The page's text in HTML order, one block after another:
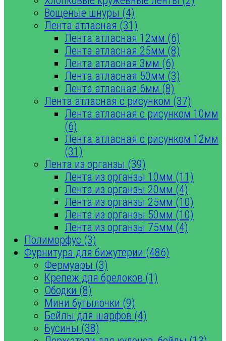
Вощеные шнуры (4)
Лента атласная (31)
Лента атласная 12мм (6)
Лента атласная 25мм (8)
Лента атласная 3мм (6)
Лента атласная 50мм (3)
Лента атласная 6мм (8)
Лента атласная с рисунком (37)
Лента атласная с рисунком 10мм
(6)
Лента атласная с рисунком 12мм
(31)
Лента из органзы (39)
Лента из органзы 10мм (11)
Лента из органзы 20мм (4)
Лента из органзы 25мм (10)
Лента из органзы 50мм (10)
Лента из органзы 75мм (4)
Полиморфус (3)
Фурнитура для бижутерии (486)
Фермуары (3)
Крепеж для брелоков (1)
Ободки (8)
Мини бутылочки (9)
Бейлы для шарфов (4)
Бусины (38)